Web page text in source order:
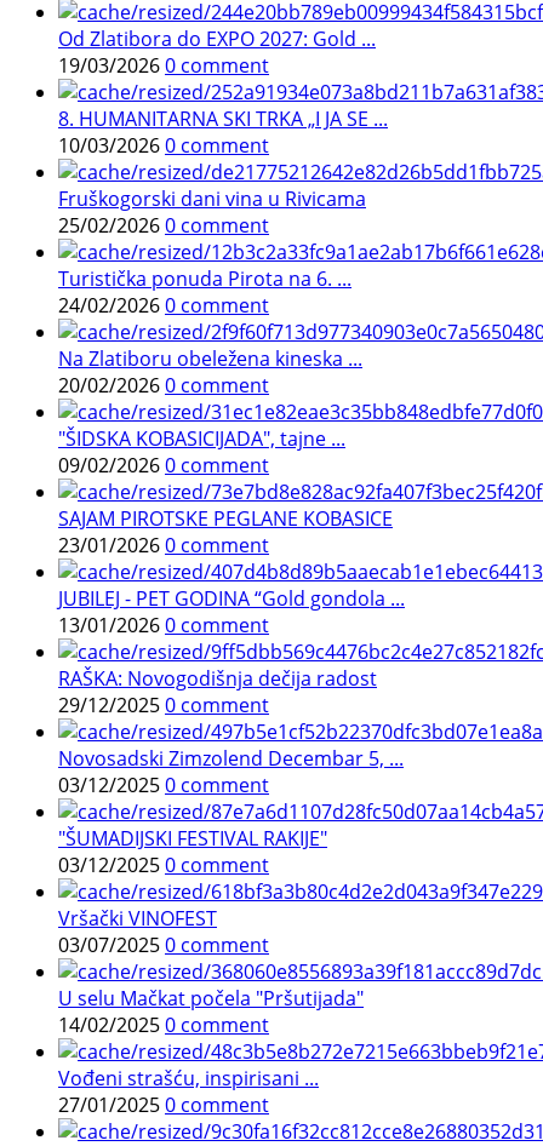
Od Zlatibora do EXPO 2027: Gold ...
19/03/20260 comment
8. HUMANITARNA SKI TRKA „I JA SE ...
10/03/20260 comment
Fruškogorski dani vina u Rivicama
25/02/20260 comment
Turistička ponuda Pirota na 6. ...
24/02/20260 comment
Na Zlatiboru obeležena kineska ...
20/02/20260 comment
"ŠIDSKA KOBASICIJADA", tajne ...
09/02/20260 comment
SAJAM PIROTSKE PEGLANE KOBASICE
23/01/20260 comment
JUBILEJ - PET GODINA “Gold gondola ...
13/01/20260 comment
RAŠKA: Novogodišnja dečija radost
29/12/20250 comment
Novosadski Zimzolend Decembar 5, ...
03/12/20250 comment
"ŠUMADIJSKI FESTIVAL RAKIJE"
03/12/20250 comment
Vršački VINOFEST
03/07/20250 comment
U selu Mačkat počela "Pršutijada"
14/02/20250 comment
Vođeni strašću, inspirisani ...
27/01/20250 comment